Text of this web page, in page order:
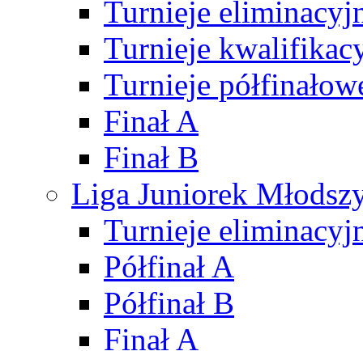
Turnieje
Turnieje
Turnieje
Finał A
Finał B
Liga Juniorek
Turnieje
Półfinał A
Półfinał B
Finał A